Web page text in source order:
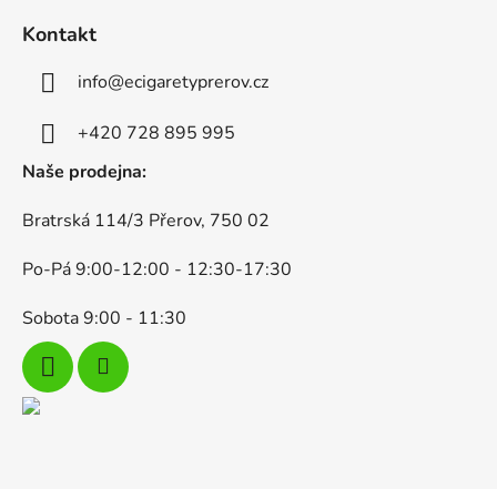
Kontakt
info@ecigaretyprerov.cz
+420 728 895 995
Naše prodejna:
Bratrská 114/3 Přerov, 750 02
Po-Pá 9:00-12:00 - 12:30-17:30
Sobota 9:00 - 11:30